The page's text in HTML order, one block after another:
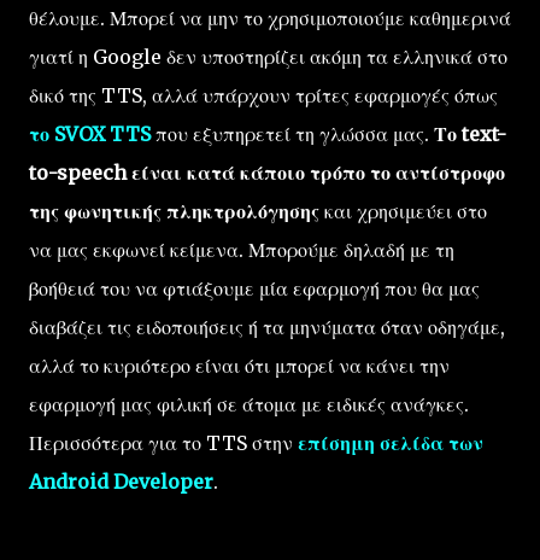
θέλουμε. Μπορεί να μην το χρησιμοποιούμε καθημερινά
γιατί η Google δεν υποστηρίζει ακόμη τα ελληνικά στο
δικό της TTS, αλλά υπάρχουν τρίτες εφαρμογές όπως
το SVOX TTSπου εξυπηρετεί τη γλώσσα μας. Το text-
to-speech είναι κατά κάποιο τρόπο το αντίστροφο
της φωνητικής πληκτρολόγησης και χρησιμεύει στο
να μας εκφωνεί κείμενα. Μπορούμε δηλαδή με τη
βοήθειά του να φτιάξουμε μία εφαρμογή που θα μας
διαβάζει τις ειδοποιήσεις ή τα μηνύματα όταν οδηγάμε,
αλλά το κυριότερο είναι ότι μπορεί να κάνει την
εφαρμογή μας φιλική σε άτομα με ειδικές ανάγκες.
Περισσότερα για το TTS στην επίσημη σελίδα των
Android Developer.